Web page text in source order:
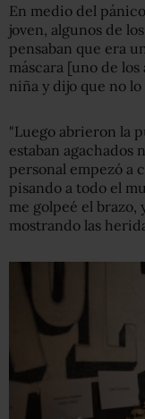
En medio del
joven, algunos de
pensaban que era
máscara [uno de
niña y dijo que no lo
"Luego abrieron la
estaban agachados
personal empezó a
pisando a todo el
me golpeé el brazo,
mostrando las